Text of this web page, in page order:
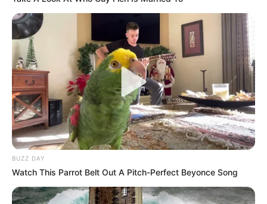
BUZZ DAY
Watch This Parrot Belt Out A Pitch-Perfect Beyonce Song